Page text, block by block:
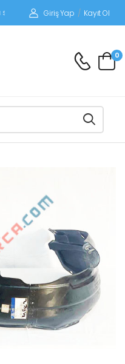
siparişleriniz alıcı
Giriş Yap / Kayıt Ol
0